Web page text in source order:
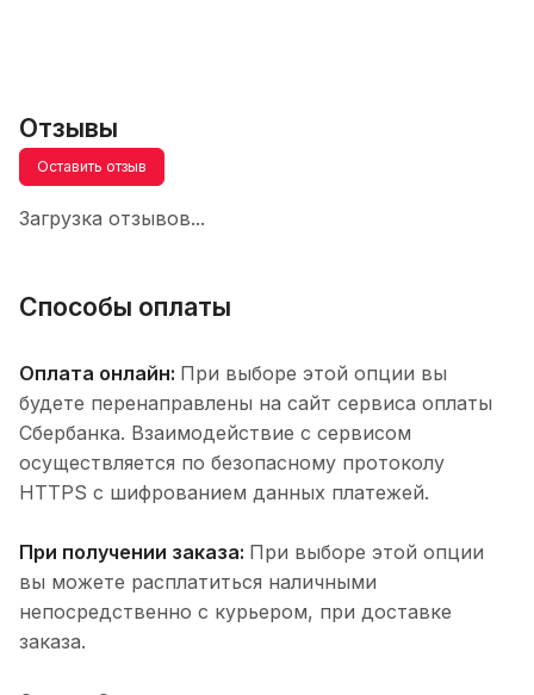
Отзывы
Оставить отзыв
Загрузка отзывов...
Способы оплаты
Оплата онлайн: При выборе этой опции вы
будете перенаправлены на сайт сервиса оплаты
Сбербанка. Взаимодействие с сервисом
осуществляется по безопасному протоколу
HTTPS с шифрованием данных платежей.
При получении заказа: При выборе этой опции
вы можете расплатиться наличными
непосредственно с курьером, при доставке
заказа.